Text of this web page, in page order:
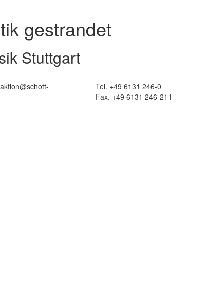
gestrandet
Stuttgart
Tel. +49 6131 246-0
Fax. +49 6131 246-211